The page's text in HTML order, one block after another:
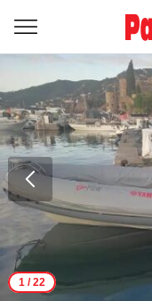
1/ 22